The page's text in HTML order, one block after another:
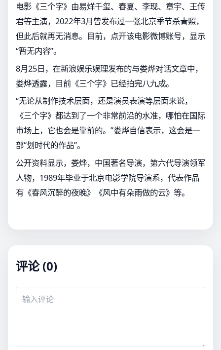
电影《三个字》由易烊千玺、春夏、李现、章宇、王传
君等主演，2022年3月曾发布过一张北京季节杀青照，
但此后就再无消息。目前，点开该电影微博账号，显示
“暂无内容”。
8月25日，在新浪娱乐娱理发布的与娄烨对话文章中，
娄烨透露，目前《三个字》已经拍完八九成。
“无论从制作技术层面，还是演员表演等层面来说，
《三个字》都达到了一个非常前沿的水准，哪怕在国际
市场上，它也会是靠前的。”娄烨自信表示，这会是一
部“划时代的作品”。
公开资料显示，娄烨，中国著名导演，第六代导演领军
人物，1989年毕业于北京电影学院导演系，代表作品
有《春风沉醉的夜晚》《风中有朵雨做的云》等。
评论 (0)